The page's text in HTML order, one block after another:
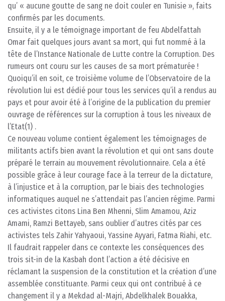
qu’ « aucune goutte de sang ne doit couler en Tunisie », faits
confirmés par les documents.
Ensuite, il y a le témoignage important de feu Abdelfattah
Omar fait quelques jours avant sa mort, qui fut nommé à la
tête de l’Instance Nationale de Lutte contre la Corruption. Des
rumeurs ont couru sur les causes de sa mort prématurée !
Quoiqu’il en soit, ce troisième volume de l’Observatoire de la
révolution lui est dédié pour tous les services qu’il a rendus au
pays et pour avoir été à l’origine de la publication du premier
ouvrage de références sur la corruption à tous les niveaux de
l’Etat(1) .
Ce nouveau volume contient également les témoignages de
militants actifs bien avant la révolution et qui ont sans doute
préparé le terrain au mouvement révolutionnaire. Cela a été
possible grâce à leur courage face à la terreur de la dictature,
à l’injustice et à la corruption, par le biais des technologies
informatiques auquel ne s’attendait pas l’ancien régime. Parmi
ces activistes citons Lina Ben Mhenni, Slim Amamou, Aziz
Amami, Ramzi Bettayeb, sans oublier d’autres cités par ces
activistes tels Zahir Yahyaoui, Yassine Ayyari, Fatma Riahi, etc.
Il faudrait rappeler dans ce contexte les conséquences des
trois sit-in de la Kasbah dont l’action a été décisive en
réclamant la suspension de la constitution et la création d’une
assemblée constituante. Parmi ceux qui ont contribué à ce
changement il y a Mekdad al-Majri, Abdelkhalek Bouakka,